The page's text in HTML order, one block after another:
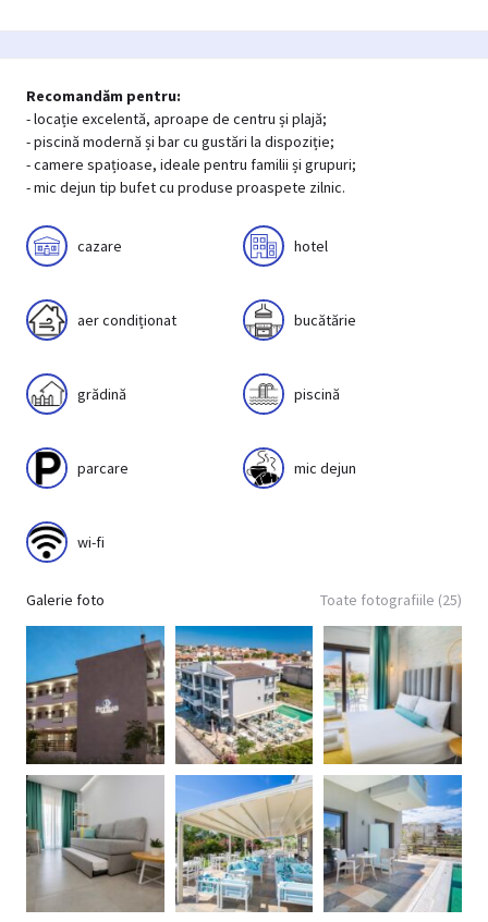
Recomandăm pentru:
- locație excelentă, aproape de centru și plajă;
- piscină modernă și bar cu gustări la dispoziție;
- camere spațioase, ideale pentru familii și grupuri;
- mic dejun tip bufet cu produse proaspete zilnic.
cazare hotel
aer condiționat bucătărie
grădină piscină
parcare mic dejun
wi-fi
Galerie foto Toate fotografiile (25)